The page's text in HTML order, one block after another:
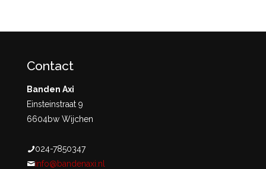
Contact
Banden Axi
Einsteinstraat 9
6604bw Wijchen
024-7850347
info@bandenaxi.nl